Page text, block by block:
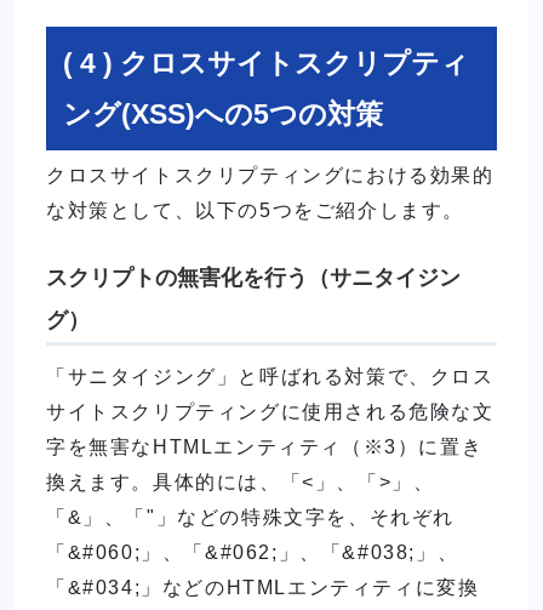
( 4 ) クロスサイトスクリプティ
ング(XSS)への5つの対策
クロスサイトスクリプティングにおける効果的
な対策として、以下の5つをご紹介します。
スクリプトの無害化を行う（サニタイジン
グ）
「サニタイジング」と呼ばれる対策で、クロス
サイトスクリプティングに使用される危険な文
字を無害なHTMLエンティティ（※3）に置き
換えます。具体的には、「<」、「>」、
「&」、「"」などの特殊文字を、それぞれ
「&#060;」、「&#062;」、「&#038;」、
「&#034;」などのHTMLエンティティに変換